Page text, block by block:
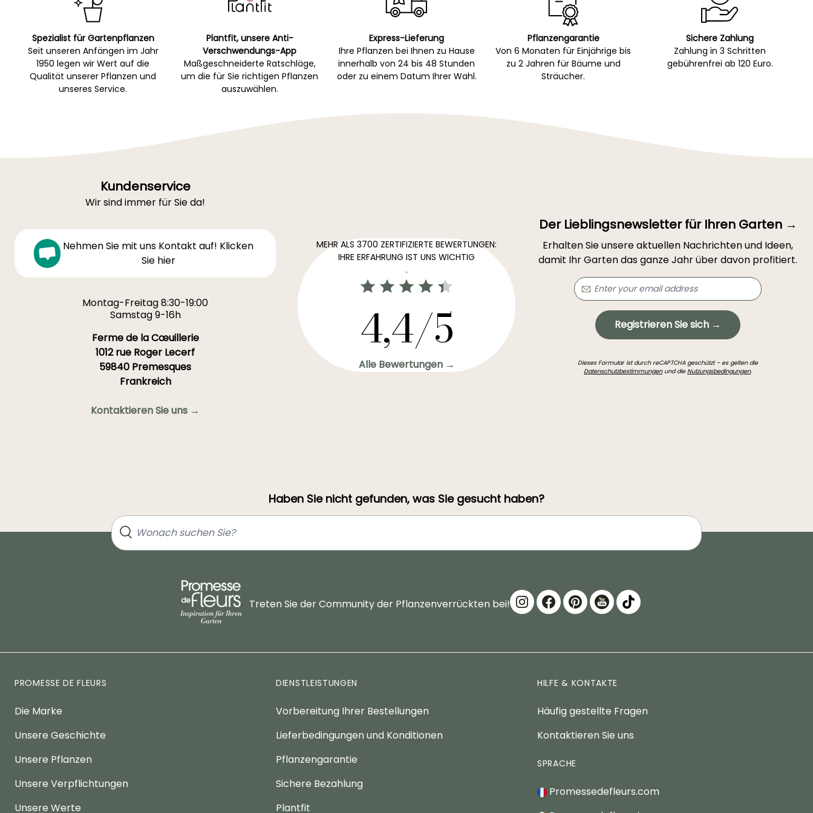
Spezialist für Gartenpflanzen
Seit unseren Anfängen im Jahr
1950 legen wir Wert auf die
Qualität unserer Pflanzen und
unseres Service.
Plantfit, unsere Anti-
Verschwendungs-App
Maßgeschneiderte Ratschläge,
um die für Sie richtigen Pflanzen
auszuwählen.
Express-Lieferung
Ihre Pflanzen bei Ihnen zu Hause
innerhalb von 24 bis 48 Stunden
oder zu einem Datum Ihrer Wahl.
Pflanzengarantie
Von 6 Monaten für Einjährige bis
zu 2 Jahren für Bäume und
Sträucher.
Sichere Zahlung
Zahlung in 3 Schritten
gebührenfrei ab 120 Euro.
Kundenservice
Wir sind immer für Sie da!
Nehmen Sie mit uns Kontakt auf! Klicken
Sie hier
Montag-Freitag 8:30-19:00
Samstag 9-16h
Ferme de la Cœuillerie
1012 rue Roger Lecerf
59840 Premesques
Frankreich
Kontaktieren Sie uns →
MEHR ALS 3700 ZERTIFIZIERTE BEWERTUNGEN:
IHRE ERFAHRUNG IST UNS WICHTIG
.
4,4/5
Alle Bewertungen →
Der Lieblingsnewsletter für Ihren Garten →
Erhalten Sie unsere aktuellen Nachrichten und Ideen,
damit Ihr Garten das ganze Jahr über davon profitiert.
Registrieren Sie sich →
Dieses Formular ist durch reCAPTCHA geschützt – es gelten die
Datenschutzbestimmungenund dieNutzungsbedingungen.
Haben Sie nicht gefunden, was Sie gesucht haben?
Treten Sie der Community der Pflanzenverrückten bei!
PROMESSE DE FLEURS
Die Marke
Unsere Geschichte
Unsere Pflanzen
Unsere Verpflichtungen
Unsere Werte
DIENSTLEISTUNGEN
Vorbereitung Ihrer Bestellungen
Lieferbedingungen und Konditionen
Pflanzengarantie
Sichere Bezahlung
Plantfit
HILFE & KONTAKTE
Häufig gestellte Fragen
Kontaktieren Sie uns
SPRACHE
Promessedefleurs.com